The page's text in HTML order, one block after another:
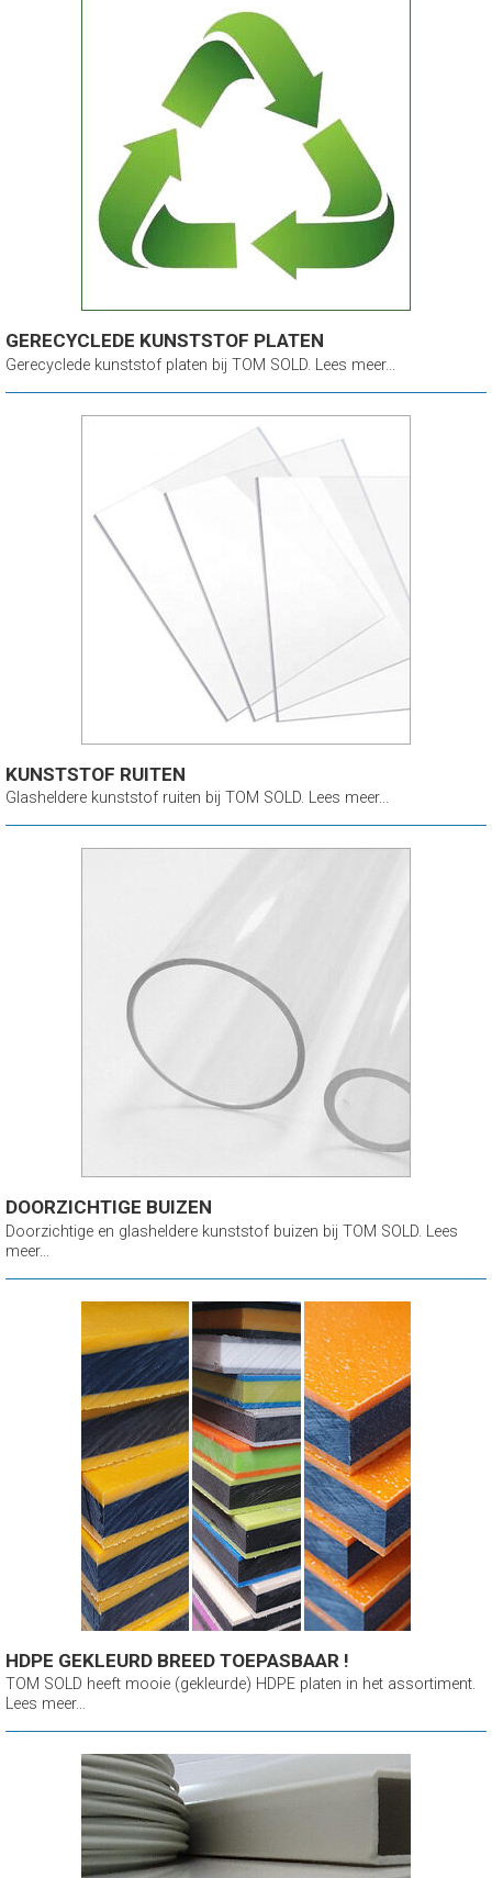
GERECYCLEDE KUNSTSTOF PLATEN
Gerecyclede kunststof platen bij TOM SOLD. Lees meer...
KUNSTSTOF RUITEN
Glasheldere kunststof ruiten bij TOM SOLD. Lees meer...
DOORZICHTIGE BUIZEN
Doorzichtige en glasheldere kunststof buizen bij TOM SOLD. Lees
meer...
HDPE GEKLEURD BREED TOEPASBAAR !
TOM SOLD heeft mooie (gekleurde) HDPE platen in het assortiment.
Lees meer...